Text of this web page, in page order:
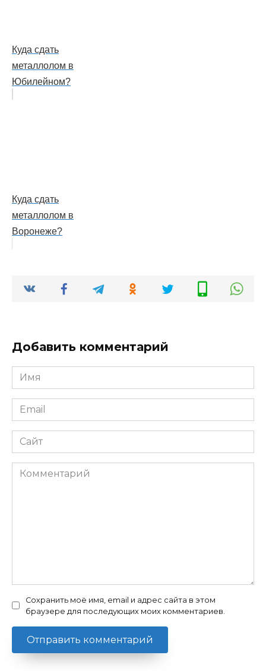
Куда сдать
металлолом в
Юбилейном?
Куда сдать
металлолом в
Воронеже?
Добавить комментарий
Имя
*
Email
*
Сайт
Комментарий
Сохранить моё имя, email и адрес сайта в этом
браузере для последующих моих комментариев.